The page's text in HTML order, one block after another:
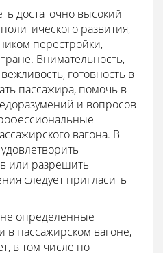
достаточно высокий
развития,
перестройки,
Внимательность,
готовность в
пассажира, помочь в
и вопросов
вагона. В
или разрешить
следует пригласить
определенные
в пассажирском вагоне,
в том числе по